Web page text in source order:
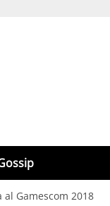
Gamescom 2018